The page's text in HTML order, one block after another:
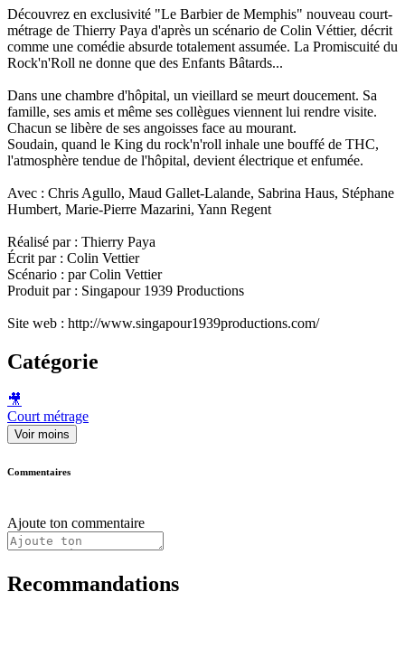
Découvrez en exclusivité "Le Barbier de Memphis" nouveau court-
métrage de Thierry Paya d'après un scénario de Colin Véttier, décrit
comme une comédie absurde totalement assumée. La Promiscuité du
Rock'n'Roll ne donne que des Enfants Bâtards...
Dans une chambre d'hôpital, un vieillard se meurt doucement. Sa
famille, ses amis et même ses collègues viennent lui rendre visite.
Chacun se libère de ses angoisses face au mourant.
Soudain, quand le King du rock'n'roll inhale une bouffé de THC,
l'atmosphère tendue de l'hôpital, devient électrique et enfumée.
Avec : Chris Agullo, Maud Gallet-Lalande, Sabrina Haus, Stéphane
Humbert, Marie-Pierre Mazarini, Yann Regent
Réalisé par : Thierry Paya
Écrit par : Colin Vettier
Scénario : par Colin Vettier
Produit par : Singapour 1939 Productions
Site web : http://www.singapour1939productions.com/
Catégorie
🎥
Court métrage
Voir moins
Commentaires
Ajoute ton commentaire
Recommandations